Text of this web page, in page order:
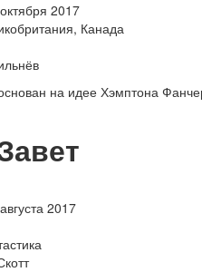
2017
Канада
на идее Хэмптона
2017